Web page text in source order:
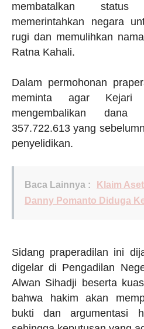
membatalkan
memerintahkan negara
rugi dan memulihkan
Ratna Kahali.
Dalam permohonan
meminta agar Kejari
mengembalikan
357.722.613 yang
penyelidikan.
Baca Lainnya :
Klaim
Danny Pomanto Diduga
Sidang praperadilan ini
digelar di Pengadilan
Alwan Sihadji beserta
bahwa hakim akan
bukti dan argumentasi